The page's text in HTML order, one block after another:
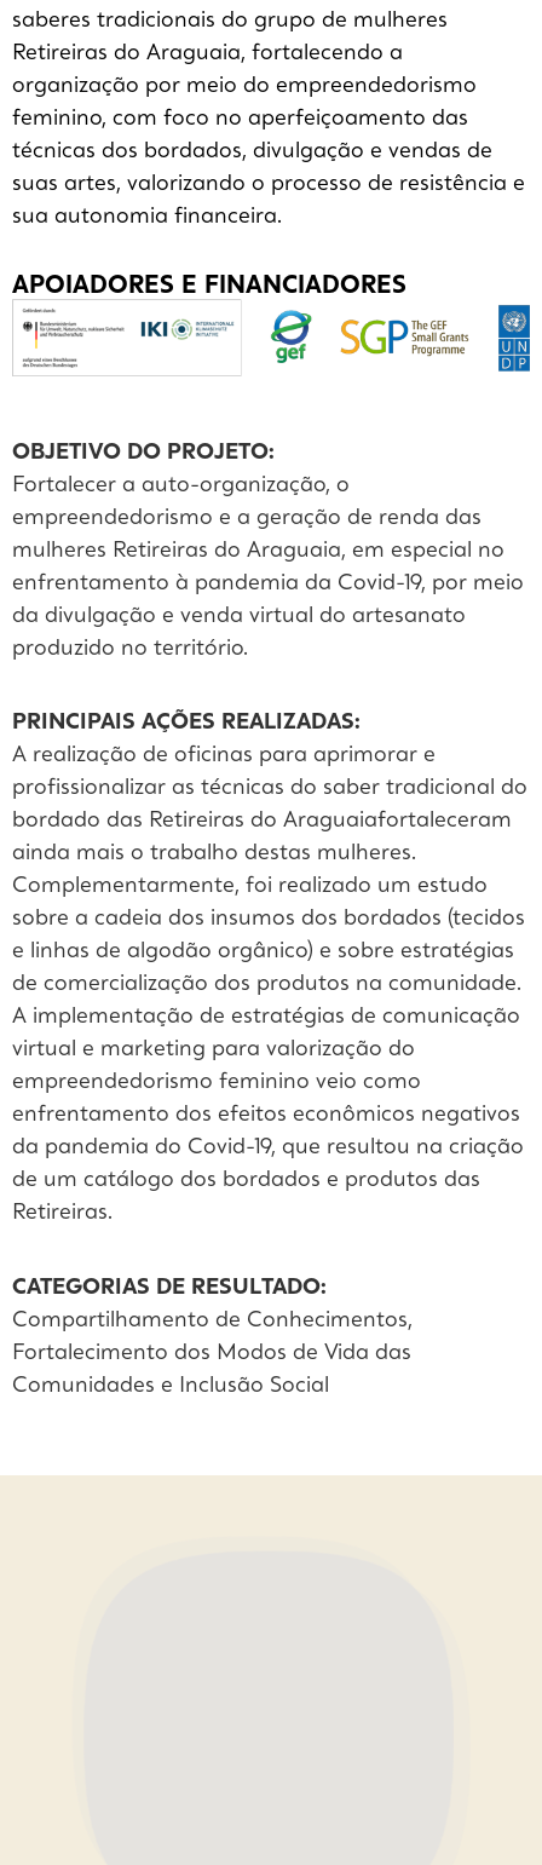
saberes tradicionais do grupo de mulheres
Retireiras do Araguaia, fortalecendo a
organização por meio do empreendedorismo
feminino, com foco no aperfeiçoamento das
técnicas dos bordados, divulgação e vendas de
suas artes, valorizando o processo de resistência e
sua autonomia financeira.
APOIADORES E FINANCIADORES
OBJETIVO DO PROJETO:
Fortalecer a auto-organização, o
empreendedorismo e a geração de renda das
mulheres Retireiras do Araguaia, em especial no
enfrentamento à pandemia da Covid-19, por meio
da divulgação e venda virtual do artesanato
produzido no território.
PRINCIPAIS AÇÕES REALIZADAS:
A realização de oficinas para aprimorar e
profissionalizar as técnicas do saber tradicional do
bordado das Retireiras do Araguaiafortaleceram
ainda mais o trabalho destas mulheres.
Complementarmente, foi realizado um estudo
sobre a cadeia dos insumos dos bordados (tecidos
e linhas de algodão orgânico) e sobre estratégias
de comercialização dos produtos na comunidade.
A implementação de estratégias de comunicação
virtual e marketing para valorização do
empreendedorismo feminino veio como
enfrentamento dos efeitos econômicos negativos
da pandemia do Covid-19, que resultou na criação
de um catálogo dos bordados e produtos das
Retireiras.
CATEGORIAS DE RESULTADO:
Compartilhamento de Conhecimentos,
Fortalecimento dos Modos de Vida das
Comunidades e Inclusão Social